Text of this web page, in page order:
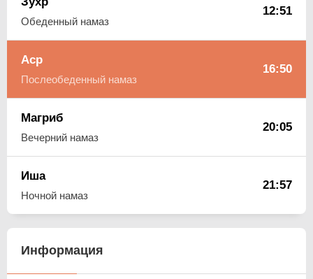
Обеденный намаз
12:51
Аср
Послеобеденный намаз
16:50
Магриб
Вечерний намаз
20:05
Иша
Ночной намаз
21:57
Информация